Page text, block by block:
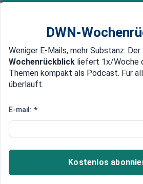
Newsticker MEIN DWN:
Edelmetalle DWN-Magazin
Bosnien als Vorbild
US-Plan zur Teilung
neue
Die Denkfabrik des Pentagon
DWN-
Weniger E-Mails, mehr Substanz: Der
Wochenrückblick liefert 1x/Woche
Themen kompakt als Podcast. Für
überläuft.
E-mail: *
Kostenlos